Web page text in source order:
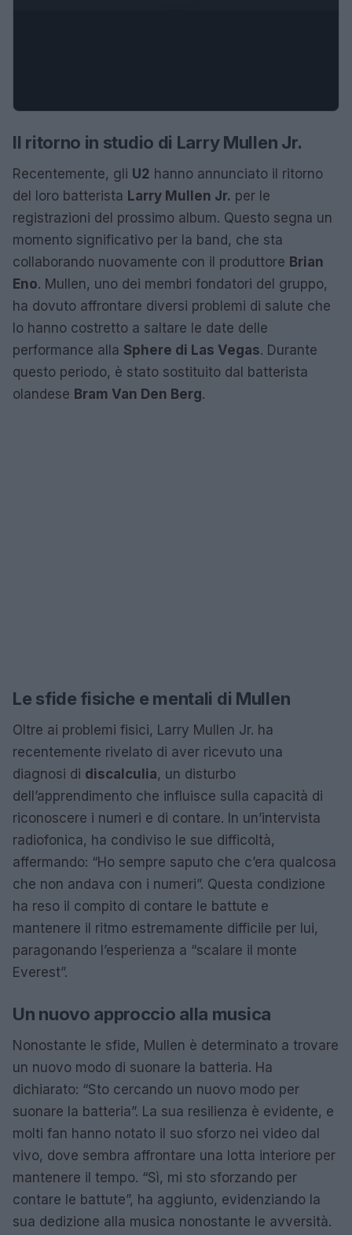
Il ritorno in studio di Larry Mullen Jr.
Recentemente, gli U2 hanno annunciato il ritorno
del loro batterista Larry Mullen Jr. per le
registrazioni del prossimo album. Questo segna un
momento significativo per la band, che sta
collaborando nuovamente con il produttore Brian
Eno. Mullen, uno dei membri fondatori del gruppo,
ha dovuto affrontare diversi problemi di salute che
lo hanno costretto a saltare le date delle
performance alla Sphere di Las Vegas. Durante
questo periodo, è stato sostituito dal batterista
olandese Bram Van Den Berg.
Le sfide fisiche e mentali di Mullen
Oltre ai problemi fisici, Larry Mullen Jr. ha
recentemente rivelato di aver ricevuto una
diagnosi di discalculia, un disturbo
dell’apprendimento che influisce sulla capacità di
riconoscere i numeri e di contare. In un’intervista
radiofonica, ha condiviso le sue difficoltà,
affermando: “Ho sempre saputo che c’era qualcosa
che non andava con i numeri”. Questa condizione
ha reso il compito di contare le battute e
mantenere il ritmo estremamente difficile per lui,
paragonando l’esperienza a “scalare il monte
Everest”.
Un nuovo approccio alla musica
Nonostante le sfide, Mullen è determinato a trovare
un nuovo modo di suonare la batteria. Ha
dichiarato: “Sto cercando un nuovo modo per
suonare la batteria”. La sua resilienza è evidente, e
molti fan hanno notato il suo sforzo nei video dal
vivo, dove sembra affrontare una lotta interiore per
mantenere il tempo. “Sì, mi sto sforzando per
contare le battute”, ha aggiunto, evidenziando la
sua dedizione alla musica nonostante le avversità.